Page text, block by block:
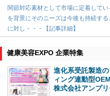
関節対応素材として市場に定着して
を背景にそのニーズは今後も持続す
に対し・・・【記事詳細】
健康美容EXPO 企業特集
進化系受託製造
ィング連動型OEM
株式会社アンプ